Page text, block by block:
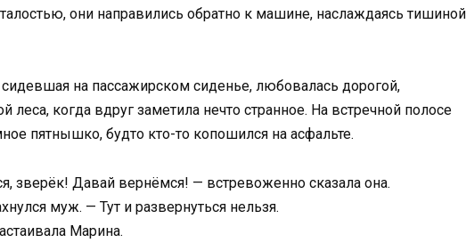
они направились обратно к машине, наслаждаясь тишиной
на пассажирском сиденье, любовалась дорогой,
леса, когда вдруг заметила нечто странное. На встречной полосе
пятнышко, будто кто-то копошился на асфальте.
зверёк! Давай вернёмся! — встревоженно сказала она.
муж. — Тут и развернуться нельзя.
Марина.